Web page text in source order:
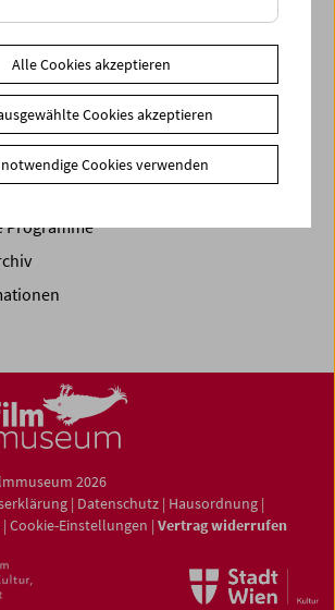
Programme
2026
| Datenschutz | Hausordnung |
| Cookie-Einstellungen | Vertrag widerrufen
Alle Cookies akzeptieren
Cookies akzeptieren
Cookies verwenden